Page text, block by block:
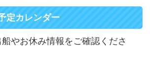
定カレンダー
やお休み情報をご確認くださ